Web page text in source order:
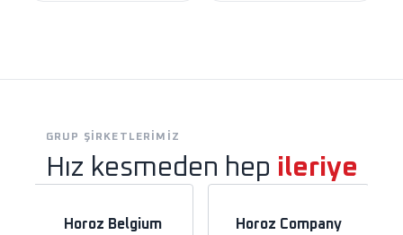
GRUP ŞIRKETLERIMIZ
Hız kesmeden hep ileriye
Horoz Belgium Horoz Company